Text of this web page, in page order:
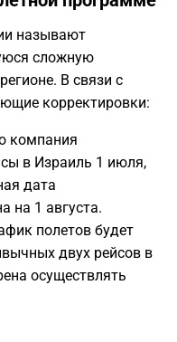
называют
сложную
В связи с
корректировки:
компания
в Израиль 1 июля,
дата
на 1 августа.
полетов будет
двух рейсов в
осуществлять